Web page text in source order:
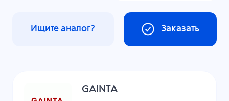
Заказать
Ищите аналог?
GAINTA